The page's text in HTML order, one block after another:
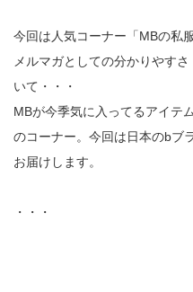
今回は人気コーナー「MBの私服
メルマガとしての分かりやす
いて・・・
MBが今季気に入ってるアイテ
のコーナー。今回は日本のbブ
お届けします。
・・・